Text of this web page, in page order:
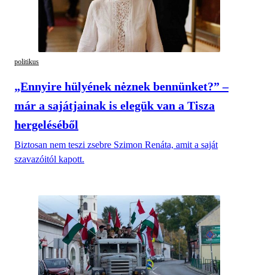
politikus
„Ennyire hülyének nėznek bennünket?” –
már a sajátjainak is elegük van a Tisza
hergeléséből
Biztosan nem teszi zsebre Szimon Renáta, amit a saját
szavazóitól kapott.